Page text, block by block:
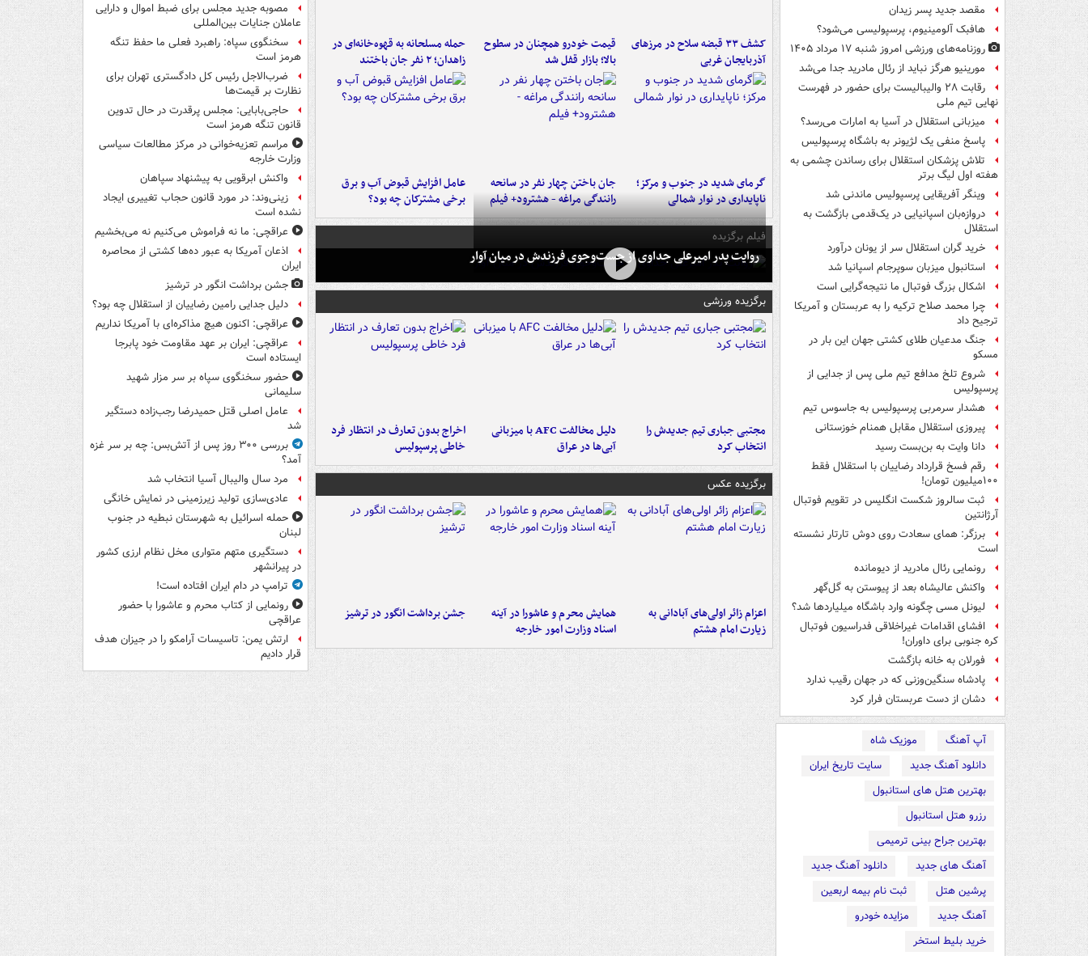
مقصد جدید پسر زیدان
هافبک آلومینیوم، پرسپولیسی می‌شود؟
روزنامه‌های ورزشی امروز ‌شنبه ۱۷ مرداد ۱۴۰۵
مورینیو هرگز نباید از رئال مادرید جدا می‌شد
رقابت ۲۸ والیبالیست برای حضور در فهرست
نهایی تیم ملی
میزبانی استقلال در آسیا به امارات می‌رسد؟
پاسخ منفی یک لژیونر به باشگاه پرسپولیس
تلاش پزشکان استقلال برای رساندن چشمی به
هفته اول لیگ برتر
وینگر آفریقایی پرسپولیس ماندنی شد
دروازه‌بان اسپانیایی در یک‌قدمی بازگشت به
استقلال
خرید گران استقلال سر از یونان درآورد
استانبول میزبان سوپرجام اسپانیا شد
اشکال بزرگ فوتبال ما نتیجه‌گرایی است
چرا محمد صلاح ترکیه را به عربستان و آمریکا
ترجیح داد
جنگ مدعیان طلای کشتی جهان این بار در
مسکو
شروع تلخ مدافع تیم ملی پس از جدایی از
پرسپولیس
هشدار سرمربی پرسپولیس به جاسوس تیم
پیروزی استقلال مقابل همنام خوزستانی
دانا وایت به بن‌بست رسید
رقم فسخ قرارداد رضاییان با استقلال فقط
۱۰۰میلیون تومان!
ثبت سالروز شکست انگلیس در تقویم فوتبال
آرژانتین
برزگر: همای سعادت روی دوش تارتار نشسته
است
رونمایی رئال مادرید از دیومانده
واکنش عالیشاه بعد از پیوستن به گل‌گهر
لیونل مسی چگونه وارد باشگاه میلیاردها شد؟
افشای اقدامات غیراخلاقی فدراسیون فوتبال
کره جنوبی برای داوران!
فورلان به خانه بازگشت
پادشاه سنگین‌وزنی که در جهان رقیب ندارد
دشان از دست عربستان فرار کرد
آپ آهنگ
موزیک شاه
دانلود آهنگ جدید
سایت تاریخ ایران
بهترین هتل های استانبول
رزرو هتل استانبول
بهترین جراح بینی ترمیمی
آهنگ های جدید
دانلود آهنگ جدید
پرشین هتل
ثبت نام بیمه اربعین
آهنگ جدید
مزایده خودرو
خرید بلیط استخر
کشف ۳۳ قبضه سلاح در مرزهای
آذربایجان غربی
قیمت خودرو همچنان در سطوح
بالا؛ بازار قفل شد
حمله مسلحانه به قهوه‌خانه‌ای در
زاهدان؛ ۲ نفر جان باختند
گرمای شدید در جنوب و مرکز؛
ناپایداری در نوار شمالی
جان باختن چهار نفر در سانحه
رانندگی مراغه - هشترود+ فیلم
عامل افزایش قبوض آب و برق
برخی مشترکان چه بود؟
فیلم برگزیده
روایت پدر امیرعلی جداوی از جست‌وجوی فرزندش در میان آوار
برگزیده ورزشی
مجتبی جباری تیم جدیدش را
انتخاب کرد
دلیل مخالفت AFC با میزبانی
آبی‌ها در عراق
اخراج بدون تعارف در انتظار فرد
خاطی پرسپولیس
برگزیده عکس
اعزام زائر اولی‌های آبادانی به
زیارت امام هشتم
همایش محرم و عاشورا در آینه
اسناد وزارت امور خارجه
جشن برداشت انگور در ترشیز
مصوبه جدید مجلس برای ضبط اموال و دارایی
عاملان جنایات بین‌المللی
سخنگوی سپاه: راهبرد فعلی ما حفظ تنگه
هرمز است
ضرب‌الاجل رئیس کل دادگستری تهران برای
نظارت بر قیمت‌ها
حاجی‌بابایی: مجلس پرقدرت در حال تدوین
قانون تنگه هرمز است
مراسم تعزیه‌خوانی در مرکز مطالعات سیاسی
وزارت خارجه
واکنش ابرقویی به پیشنهاد سپاهان
زینی‌وند: در مورد قانون حجاب تغییری ایجاد
نشده است
عراقچی: ما نه فراموش می‌کنیم نه می‌بخشیم
اذعان آمریکا به عبور ده‌ها کشتی از محاصره
ایران
جشن برداشت انگور در ترشیز
دلیل جدایی رامین رضاییان از استقلال چه بود؟
عراقچی: اکنون هیچ مذاکره‌ای با آمریکا نداریم
عراقچی: ایران بر عهد مقاومت خود پابرجا
ایستاده است
حضور سخنگوی سپاه بر سر مزار شهید
سلیمانی
عامل اصلی قتل حمیدرضا رجب‌زاده دستگیر
شد
بررسی ۳۰۰ روز پس از آتش‌بس: چه بر سر غزه
آمد؟
مرد سال والیبال آسیا انتخاب شد
عادی‌سازی تولید زیرزمینی در نمایش خانگی
حمله اسرائیل به شهرستان نبطیه در جنوب
لبنان
دستگیری متهم متواری مخل نظام ارزی کشور
در پیرانشهر
ترامپ در دام ایران افتاده است!
رونمایی از کتاب محرم و عاشورا با حضور
عراقچی
ارتش یمن: تاسیسات آرامکو را در جیزان هدف
قرار دادیم